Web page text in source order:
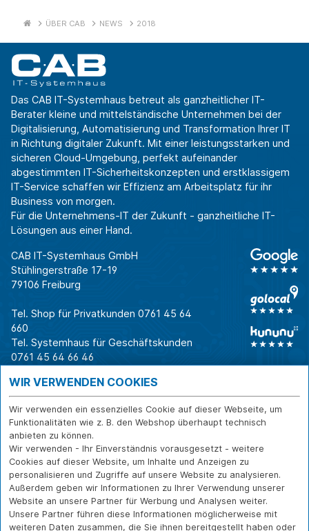
ÜBER CAB NEWS 2018
Das CAB IT-Systemhaus betreut als ganzheitlicher IT-
Berater kleine und mittelständische Unternehmen bei der
Digitalisierung, Automatisierung und Transformation Ihrer IT
in Richtung digitaler Zukunft. Mit einer leistungsstarken und
sicheren Cloud-Umgebung, perfekt aufeinander
abgestimmten IT-Sicherheitskonzepten und erstklassigem
IT-Service schaffen wir Effizienz am Arbeitsplatz für ihr
Business von morgen.
Für die Unternehmens-IT der Zukunft - ganzheitliche IT-
Lösungen aus einer Hand.
CAB IT-Systemhaus GmbH
Stühlingerstraße 17-19
79106 Freiburg
Tel. Shop für Privatkunden 0761 45 64
660
Tel. Systemhaus für Geschäftskunden
0761 45 64 66 46
Warum CAB
Für Business-
Entscheider
Für IT-Leiter
Für Privatkunden
Erfolgsgeschichte
n
Branchen
IT für
IT-Security
IT-Infrastruktur
Softwarelösungen
WLAN-Lösungen
IT-Beratung und
Service
Reparatur
Versand- und
Zahlarten
Rücksendung und
Widerruf
Über CAB Kontakt IMPRESSUM
WIR VERWENDEN COOKIES
Wir verwenden ein essenzielles Cookie auf dieser Webseite, um
Funktionalitäten wie z. B. den Webshop überhaupt technisch
anbieten zu können.
Wir verwenden - Ihr Einverständnis vorausgesetzt - weitere
Cookies auf dieser Website, um Inhalte und Anzeigen zu
personalisieren und Zugriffe auf unsere Website zu analysieren.
Außerdem geben wir Informationen zu Ihrer Verwendung unserer
Website an unsere Partner für Werbung und Analysen weiter.
Unsere Partner führen diese Informationen möglicherweise mit
weiteren Daten zusammen, die Sie ihnen bereitgestellt haben oder